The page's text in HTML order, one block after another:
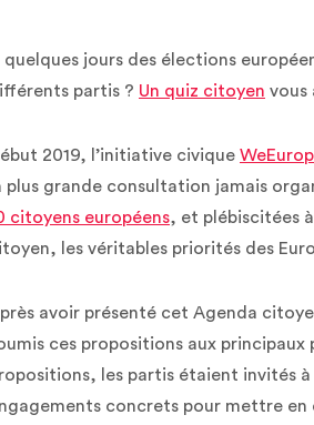
quelques jours des élections
partis ? Un quiz citoyen vous
2019, l’initiative civique
plus grande consultation jamais
citoyens européens, et plébiscitées
les véritables priorités des
avoir présenté cet Agenda
ces propositions aux principaux
les partis étaient invités
concrets pour mettre en